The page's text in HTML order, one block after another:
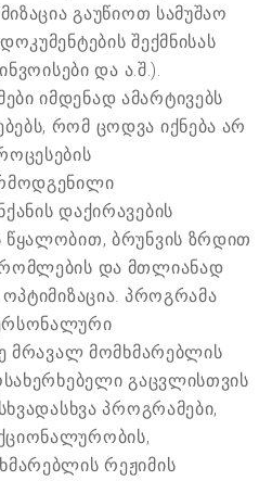
გაუწიოთ სამუშაო
შექმნისას
და ა.შ.).
იმდენად ამარტივებს
რომ ცოდვა იქნება არ
დაქირავების
წყალობით, ბრუნვის ზრდით
და მთლიანად
პროგრამა
მრავალ მომხმარებლის
გაცვლისთვის
პროგრამები,
რეჟიმის